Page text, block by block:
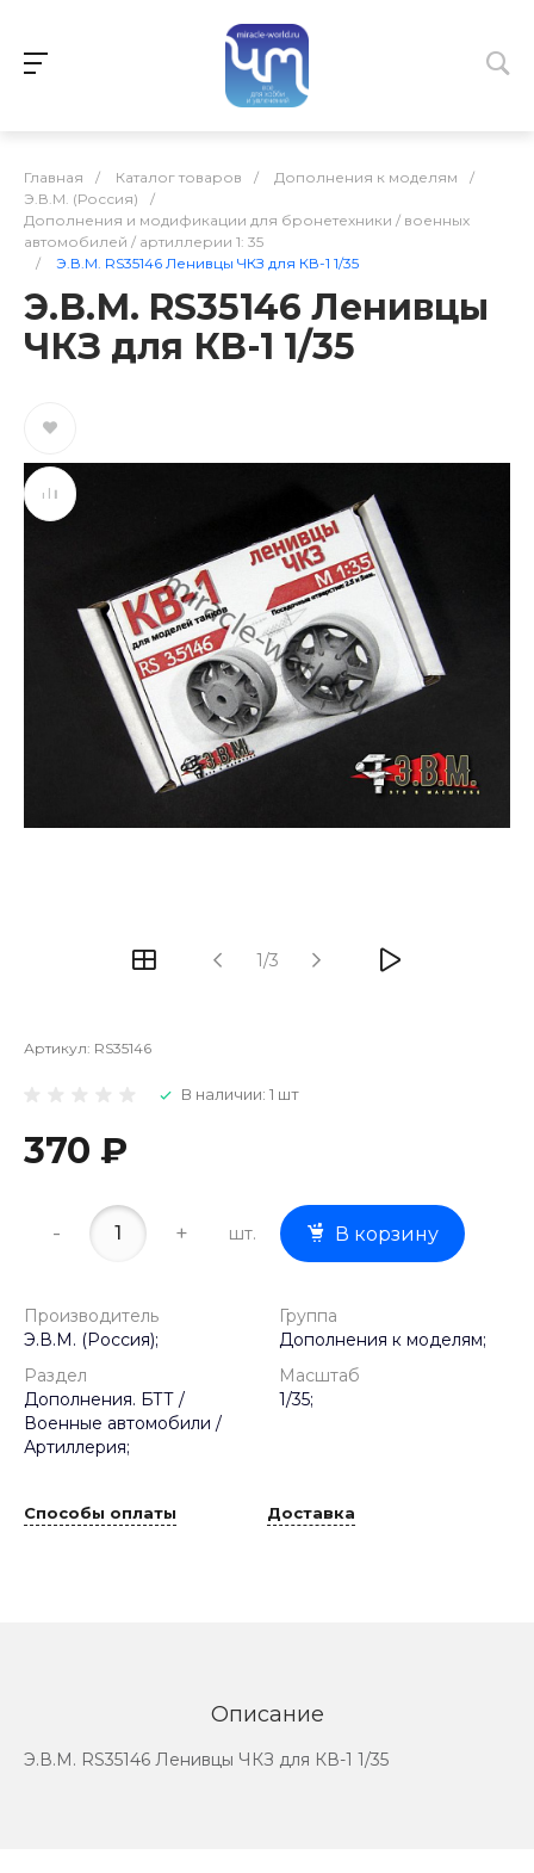
Главная / Каталог товаров / Дополнения к моделям
/
Э.В.М. (Россия)
/
Дополнения и модификации для бронетехники / военных
автомобилей / артиллерии 1: 35
/
Э.В.М. RS35146 Ленивцы ЧКЗ для КВ-1 1/35
Э.В.М. RS35146 Ленивцы
ЧКЗ для КВ-1 1/35
1/3
Артикул: RS35146
В наличии: 1 шт
370 ₽
- + шт. В корзину
Производитель
Э.В.М. (Россия);
Группа
Дополнения к моделям;
Раздел
Дополнения. БТТ /
Военные автомобили /
Артиллерия;
Масштаб
1/35;
Способы оплаты Доставка
Описание
Э.В.М. RS35146 Ленивцы ЧКЗ для КВ-1 1/35